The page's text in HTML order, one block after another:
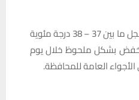
وأفاد بأن درجات الحرارة ستسجل ما بين 37 – 38 درجة مئوية
بشكل ملحوظ خلال يوم
العامة للمحافظة.